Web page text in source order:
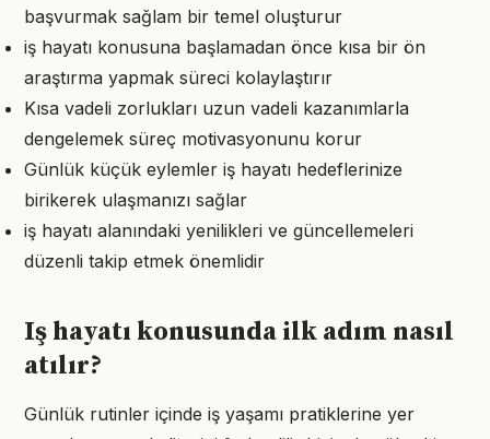
başvurmak sağlam bir temel oluşturur
iş hayatı konusuna başlamadan önce kısa bir ön
araştırma yapmak süreci kolaylaştırır
Kısa vadeli zorlukları uzun vadeli kazanımlarla
dengelemek süreç motivasyonunu korur
Günlük küçük eylemler iş hayatı hedeflerinize
birikerek ulaşmanızı sağlar
iş hayatı alanındaki yenilikleri ve güncellemeleri
düzenli takip etmek önemlidir
Iş hayatı konusunda ilk adım nasıl
atılır?
Günlük rutinler içinde iş yaşamı pratiklerine yer